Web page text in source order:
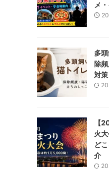
メ
多
除
対策
【
火
ど
介